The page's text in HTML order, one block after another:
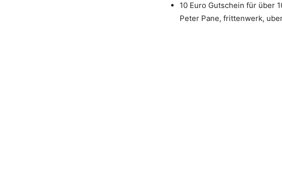
10 Euro Gutschein für über
Peter Pane, frittenwerk,